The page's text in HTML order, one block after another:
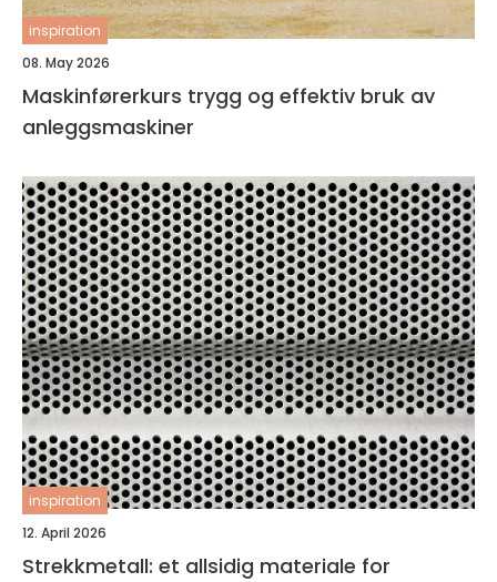
inspiration
08. May 2026
Maskinførerkurs trygg og effektiv bruk av
anleggsmaskiner
inspiration
12. April 2026
Strekkmetall: et allsidig materiale for